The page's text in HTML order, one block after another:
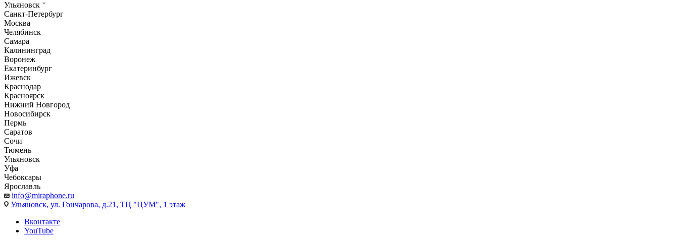
Ульяновск
Санкт-Петербург
Москва
Челябинск
Самара
Калининград
Воронеж
Екатеринбург
Ижевск
Краснодар
Красноярск
Нижний Новгород
Новосибирск
Пермь
Саратов
Сочи
Тюмень
Ульяновск
Уфа
Чебоксары
Ярославль
info@miraphone.ru
Ульяновск, ул. Гончарова, д.21, ТЦ "ЦУМ", 1 этаж
Вконтакте
YouTube